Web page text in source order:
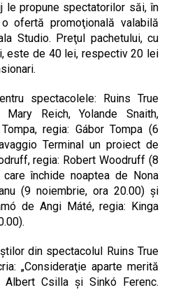
le propune spectatorilor săi, în
ofertă promoţională valabilă
Studio. Preţul pachetului, cu
este de 40 lei, respectiv 20 lei
spectacolele: Ruins True
Reich, Yolande Snaith,
regia: Gábor Tompa (6
Terminal un proiect de
regia: Robert Woodruff (8
închide noaptea de Nona
(9 noiembrie, ora 20.00) și
de Angi Máté, regia: Kinga
din spectacolul Ruins True
„Consideraţie aparte merită
Albert Csilla şi Sinkó Ferenc.